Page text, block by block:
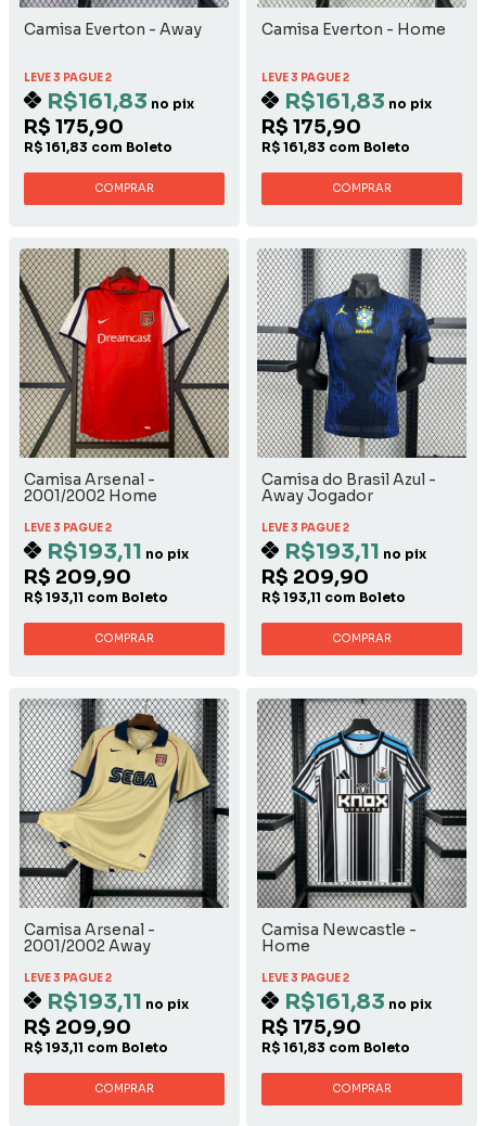
Camisa Everton - Away
LEVE 3 PAGUE 2
R$161,83 no pix
R$ 175,90
R$ 161,83 com Boleto
COMPRAR
Camisa Everton - Home
LEVE 3 PAGUE 2
R$161,83 no pix
R$ 175,90
R$ 161,83 com Boleto
COMPRAR
Camisa Arsenal -
2001/2002 Home
LEVE 3 PAGUE 2
R$193,11 no pix
R$ 209,90
R$ 193,11 com Boleto
COMPRAR
Camisa do Brasil Azul -
Away Jogador
LEVE 3 PAGUE 2
R$193,11 no pix
R$ 209,90
R$ 193,11 com Boleto
COMPRAR
Camisa Arsenal -
2001/2002 Away
LEVE 3 PAGUE 2
R$193,11 no pix
R$ 209,90
R$ 193,11 com Boleto
COMPRAR
Camisa Newcastle -
Home
LEVE 3 PAGUE 2
R$161,83 no pix
R$ 175,90
R$ 161,83 com Boleto
COMPRAR